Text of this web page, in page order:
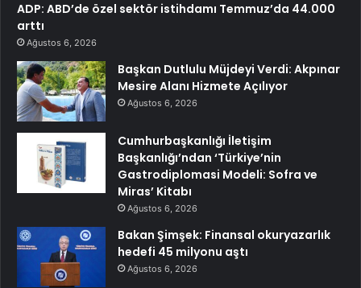
ADP: ABD’de özel sektör istihdamı Temmuz’da 44.000
arttı
Ağustos 6, 2026
Başkan Dutlulu Müjdeyi Verdi: Akpınar
Mesire Alanı Hizmete Açılıyor
Ağustos 6, 2026
Cumhurbaşkanlığı İletişim
Başkanlığı’ndan ‘Türkiye’nin
Gastrodiplomasi Modeli: Sofra ve
Miras’ Kitabı
Ağustos 6, 2026
Bakan Şimşek: Finansal okuryazarlık
hedefi 45 milyonu aştı
Ağustos 6, 2026